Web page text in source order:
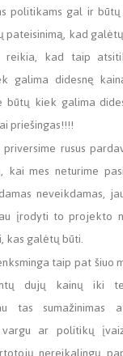
politikams gal ir
pateisinimą, kad
reikia, kad taip
galima didesnę
būtų kiek galima
priešingas!!!!
rusus
mes neturime
neveikdamas,
įrodyti to projekto
kas galėtų būti.
taip pat šiuo
dujų kainų iki
tas sumažinimas
ar politikų